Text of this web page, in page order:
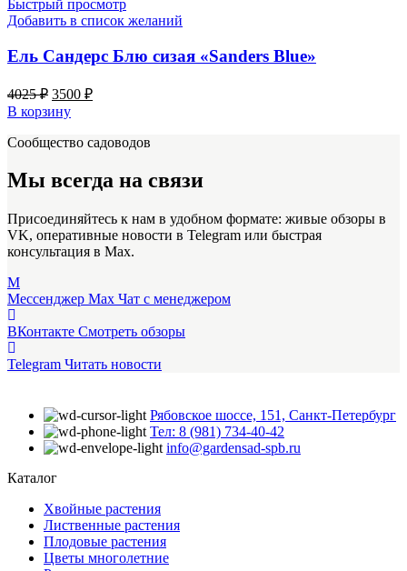
Быстрый просмотр
Добавить в список желаний
Ель Сандерс Блю сизая «Sanders Blue»
4025₽ Первоначальная
цена
составляла
4025 ₽.
3500 ₽Текущая
В корзину
Сообщество садоводов
Мы всегда на связи
Присоединяйтесь к нам в удобном формате: живые обзоры в
VK, оперативные новости в Telegram или быстрая
консультация в Max.
M
Мессенджер Max Чат с менеджером
ВКонтакте Смотреть обзоры
Telegram Читать новости
Рябовское шоссе, 151, Санкт-Петербург
Тел: 8 (981) 734-40-42
info@gardensad-spb.ru
Каталог
Хвойные растения
Лиственные растения
Плодовые растения
Цветы многолетние